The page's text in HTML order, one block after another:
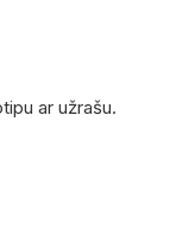
ar užrašu.